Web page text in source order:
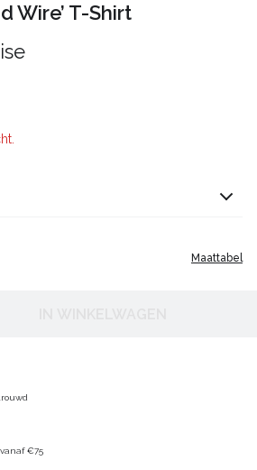
Wire’ T-Shirt
Maattabel
€75